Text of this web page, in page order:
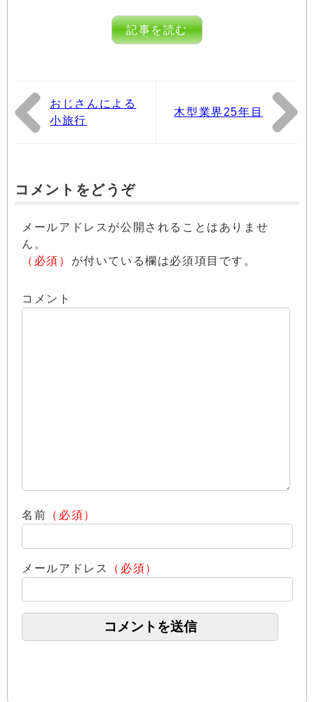
記事を読む
おじさんによる
小旅行
木型業界25年目
コメントをどうぞ
メールアドレスが公開されることはありませ
ん。
（必須） が付いている欄は必須項目です。
コメント
名前 （必須）
メールアドレス （必須）